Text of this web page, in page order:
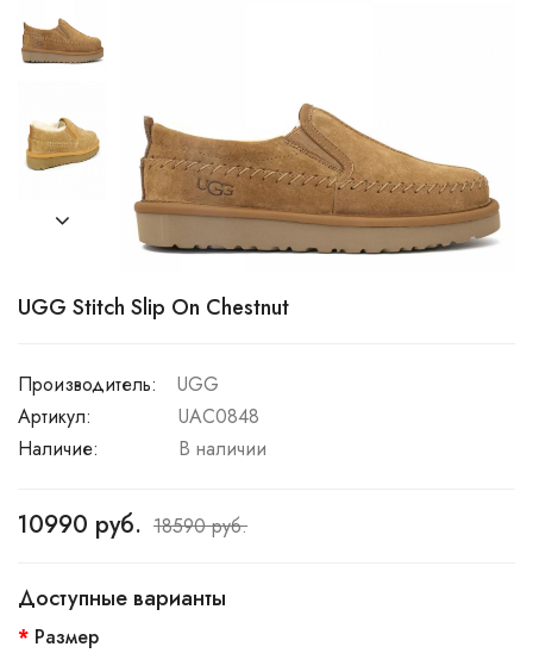
UGG Stitch Slip On Chestnut
Производитель:
UGG
Артикул:
UAC0848
Наличие:
В наличии
10990 руб. 18590 руб.
Доступные варианты
Размер